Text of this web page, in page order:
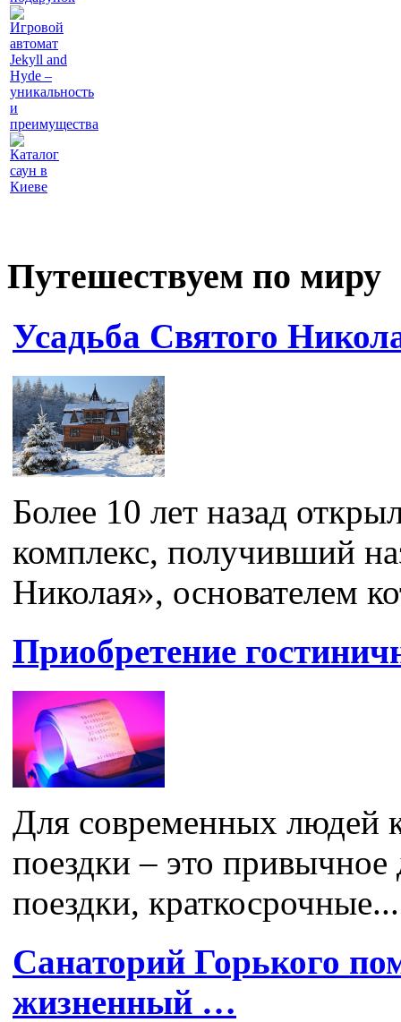
Игровой
автомат
Jekyll and
Hyde –
уникальность
и
преимущества
Каталог
саун в
Киеве
Путешествуем по миру
Усадьба Святого
Более 10 лет назад
комплекс, получивший
Николая», основателем
Приобретение
Для современных людей
поездки – это
поездки, краткосрочные...
Санаторий Горького
жизненный …